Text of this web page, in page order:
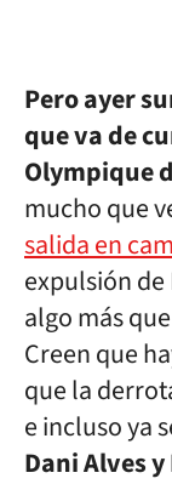
Pero ayer
que va de
Olympique
mucho que
salida en
expulsión de
algo más
Creen que
que la
e incluso ya
Dani Alves